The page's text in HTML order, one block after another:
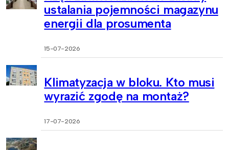
ustalania pojemności magazynu
energii dla prosumenta
15-07-2026
Klimatyzacja w bloku. Kto musi
wyrazić zgodę na montaż?
17-07-2026